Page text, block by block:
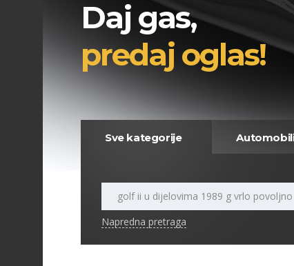
Daj gas,
predaj oglas!
Sve kategorije
Napredna pretraga